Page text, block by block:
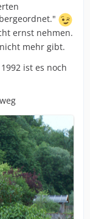
ernst nehmen.
mehr gibt.
ist es noch